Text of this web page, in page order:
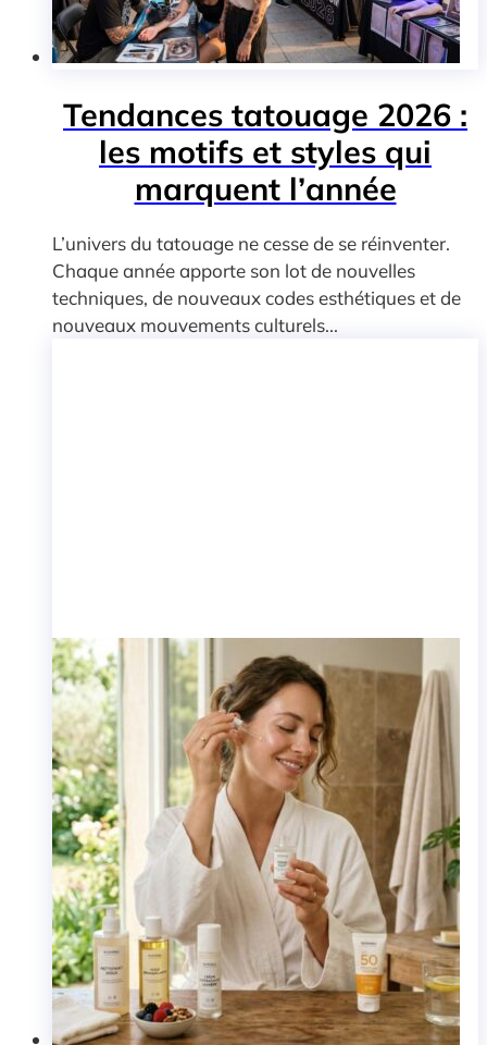
Tendances tatouage 2026 :
les motifs et styles qui
marquent l’année
L’univers du tatouage ne cesse de se réinventer.
Chaque année apporte son lot de nouvelles
techniques, de nouveaux codes esthétiques et de
nouveaux mouvements culturels...